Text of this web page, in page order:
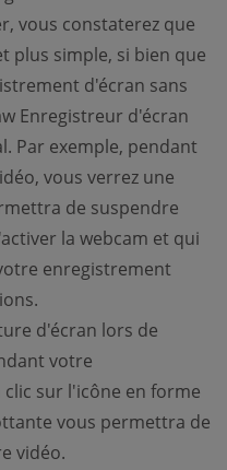
vous constaterez que
plus simple, si bien que
d'écran sans
Enregistreur d'écran
Par exemple, pendant
vous verrez une
de suspendre
la webcam et qui
enregistrement
d'écran lors de
votre
sur l'icône en forme
vous permettra de
vidéo.